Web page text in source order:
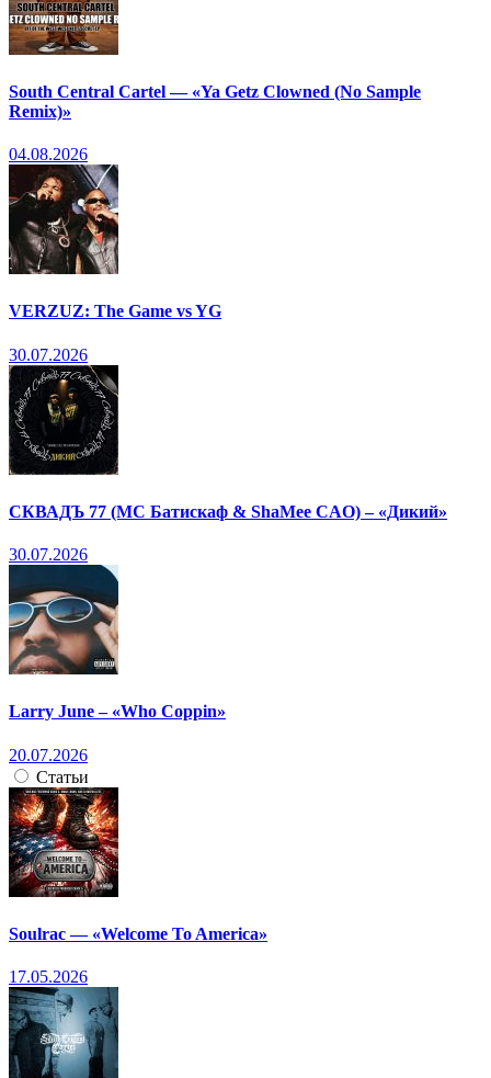
South Central Cartel — «Ya Getz Clowned (No Sample
Remix)»
04.08.2026
VERZUZ: The Game vs YG
30.07.2026
СКВАДЪ 77 (МС Батискаф & ShaMee CAO) – «Дикий»
30.07.2026
Larry June – «Who Coppin»
20.07.2026
Статьи
Soulrac — «Welcome To America»
17.05.2026